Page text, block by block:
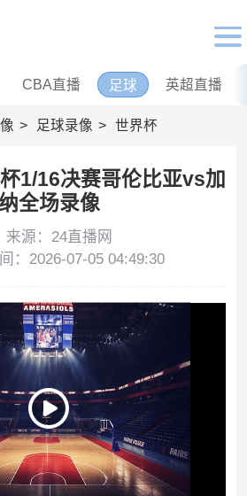
CBA直播 足球 英超直播
足球录像 世界杯
1/16决赛哥伦比亚vs加
全场录像
来源：24直播网
：2026-07-05 04:49:30